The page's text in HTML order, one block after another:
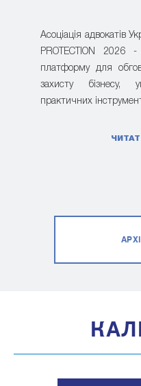
Асоціація адвокатів
PROTECTION
платформу для
захисту бізнесу,
практичних